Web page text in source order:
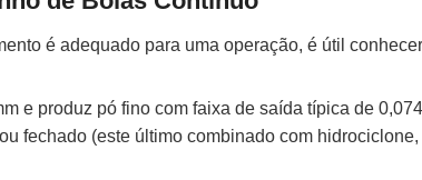
é adequado para uma operação, é útil
e produz pó fino com faixa de saída típica de
fechado (este último combinado com